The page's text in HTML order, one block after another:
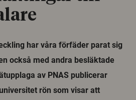
har våra förfäder parat sig
också med andra besläktade
av PNAS publicerar
rön som visar att